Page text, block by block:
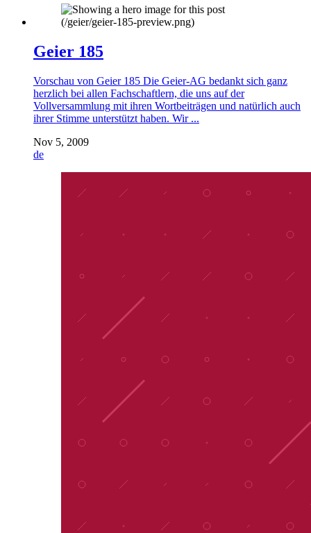
Geier 185
Vorschau von Geier 185 Die Geier-AG bedankt sich ganz
herzlich bei allen Fachschaftlern, die uns auf der
Vollversammlung mit ihren Wortbeiträgen und natürlich auch
ihrer Stimme unterstützt haben. Wir ...
Nov 5, 2009
de